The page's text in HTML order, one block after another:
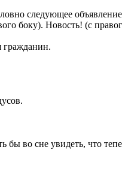
следующее
боку). Новость! (с
гражданин.
во сне увидеть, что